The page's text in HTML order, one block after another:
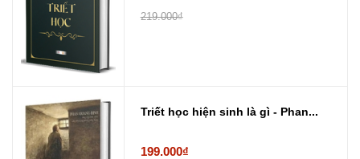
219.000₫
Triết học hiện sinh là gì - Phan...
199.000₫